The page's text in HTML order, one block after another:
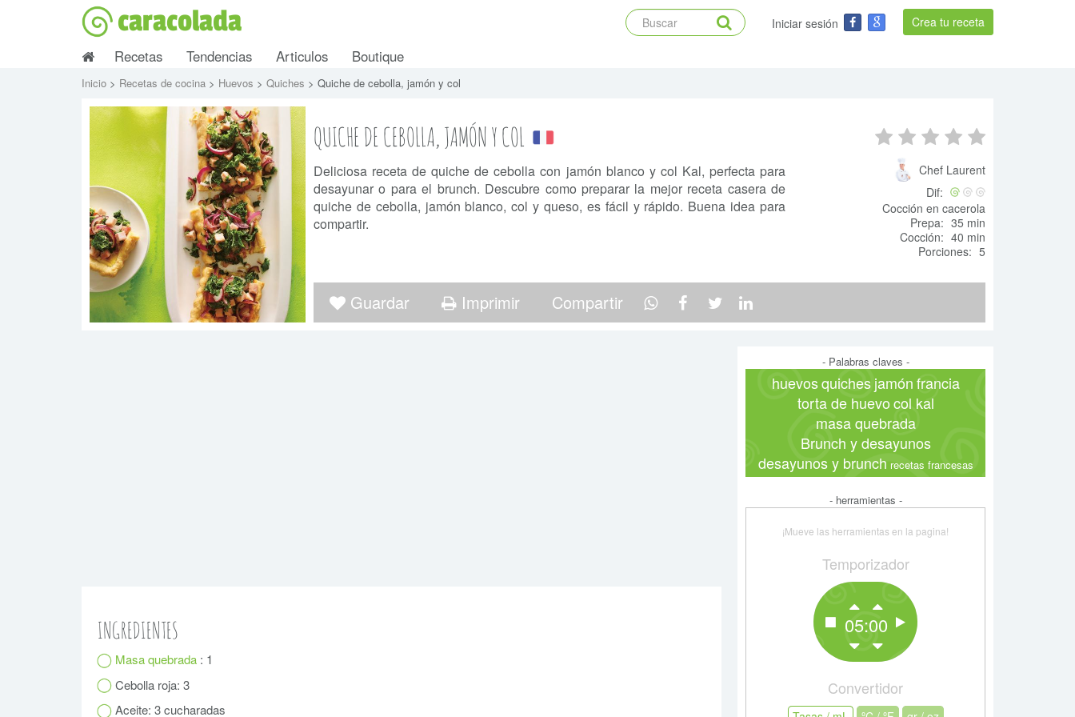
caracolada Crea tu receta
Iniciar sesión
Recetas Tendencias Articulos Boutique
Inicio > Recetas de cocina > Huevos > Quiches > Quiche de cebolla, jamón y col
Chef Laurent
Dif:
Cocción en cacerola
Prepa: 35 min
Cocción: 40 min
Porciones: 5
QUICHE DE CEBOLLA, JAMÓN Y COL
Deliciosa receta de quiche de cebolla con jamón blanco y col Kal, perfecta para
desayunar o para el brunch. Descubre como preparar la mejor receta casera de
quiche de cebolla, jamón blanco, col y queso, es fácil y rápido. Buena idea para
compartir.
Guardar Imprimir Compartir
- Palabras claves -
huevosquiches jamónfrancia
torta de huevocol kal
masa quebrada
Brunch y desayunos
desayunos y brunch recetas francesas
- herramientas -
¡Mueve las herramientas en la pagina!
Temporizador
05:00
Convertidor
INGREDIENTES
Masa quebrada : 1
Cebolla roja: 3
Aceite: 3 cucharadas